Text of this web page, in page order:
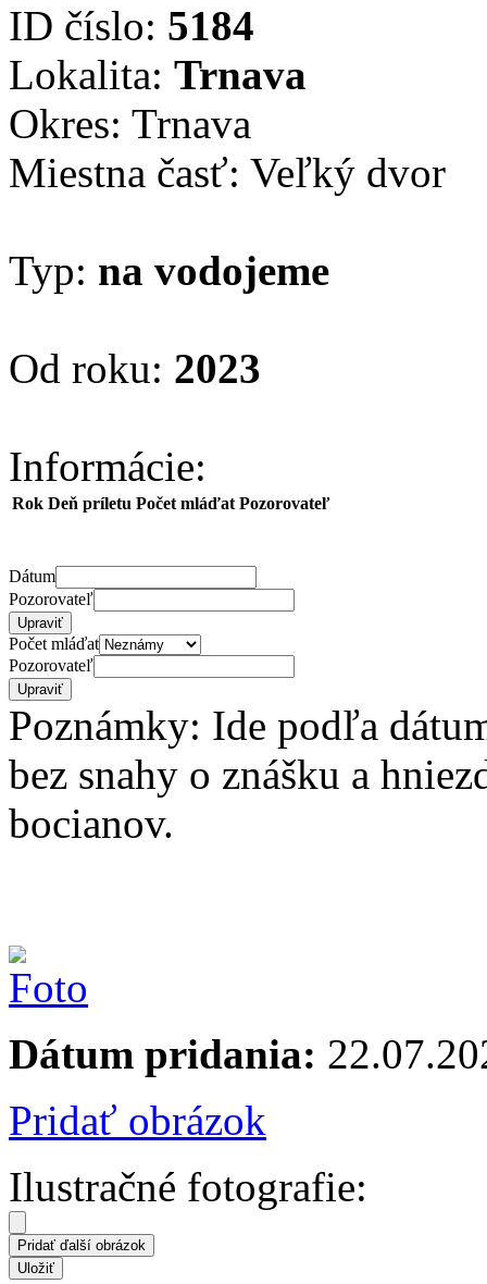
ID číslo: 5184
Lokalita: Trnava
Okres: Trnava
Miestna časť: Veľký dvor
Typ: na vodojeme
Od roku: 2023
Informácie:
Rok Deň príletu Počet mláďat Pozorovateľ
Dátum
Pozorovateľ
Počet mláďat
Pozorovateľ
Poznámky: Ide podľa
bez snahy o znášku a
bocianov.
Dátum pridania:
Pridať obrázok
Ilustračné fotografie: